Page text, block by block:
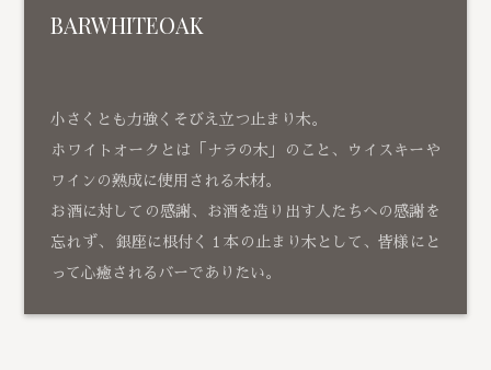
BARWHITEOAK
小さくとも力強くそびえ立つ止まり木。
ホワイトオークとは「ナラの木」のこと、ウイスキーや
ワインの熟成に使用される木材。
お酒に対しての感謝、お酒を造り出す人たちへの感謝を
忘れず、 銀座に根付く１本の止まり木として、皆様にと
って心癒されるバーでありたい。